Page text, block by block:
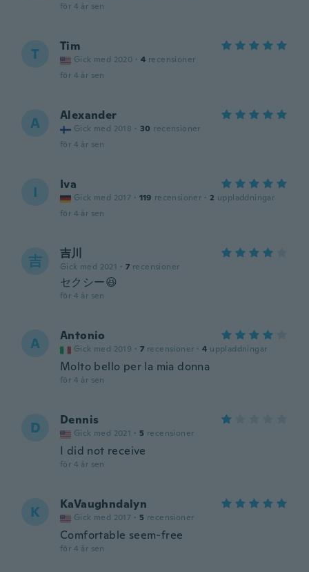
för 4 år sen
T Tim
Gick med 2020 · 4 recensioner
för 4 år sen
A Alexander
Gick med 2018 · 30 recensioner
för 4 år sen
I Iva
Gick med 2017 · 119 recensioner · 2 uppladdningar
för 4 år sen
吉 吉川
Gick med 2021 · 7 recensioner
セクシー😆
för 4 år sen
A Antonio
Gick med 2019 · 7 recensioner · 4 uppladdningar
Molto bello per la mia donna
för 4 år sen
D Dennis
Gick med 2021 · 5 recensioner
I did not receive
för 4 år sen
K KaVaughndalyn
Gick med 2017 · 5 recensioner
Comfortable seem-free
för 4 år sen